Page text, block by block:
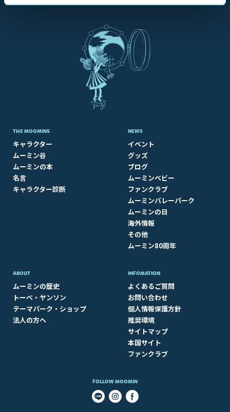
THE MOOMINS
キャラクター
ムーミン谷
ムーミンの本
名言
キャラクター診断
NEWS
イベント
グッズ
ブログ
ムーミンベビー
ファンクラブ
ムーミンバレーパーク
ムーミンの日
海外情報
その他
ムーミン80周年
ABOUT​
ムーミンの歴史
トーベ・ヤンソン
テーマパーク・ショップ
法人の方へ
INFOMATION
よくあるご質問
お問い合わせ
個人情報保護方針
推奨環境
サイトマップ
本国サイト
ファンクラブ
FOLLOW MOOMIN